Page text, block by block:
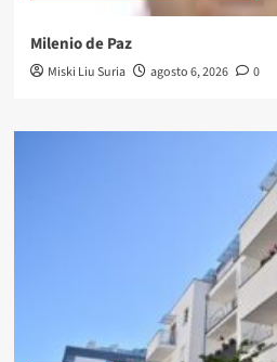
Milenio de Paz
Miski Liu Suria agosto 6, 2026 0